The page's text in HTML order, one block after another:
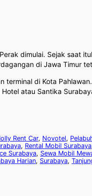
dimulai. Sejak saat
di Jawa Timur
di Kota
atau Santika
Rent Car, Novotel,
, Rental Mobil Surabaya
Surabaya, Sewa Mobil
Harian, Surabaya,